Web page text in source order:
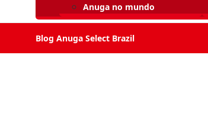
Anuga no mundo
Blog Anuga Select Brazil